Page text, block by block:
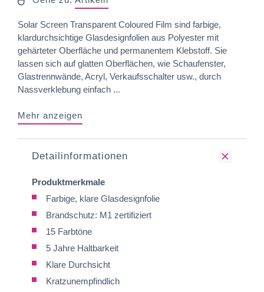
Solar Screen Transparent Coloured Film sind farbige,
klardurchsichtige Glasdesignfolien aus Polyester mit
gehärteter Oberfläche und permanentem Klebstoff. Sie
lassen sich auf glatten Oberflächen, wie Schaufenster,
Glastrennwände, Acryl, Verkaufsschalter usw., durch
Nassverklebung einfach ...
Mehr anzeigen
Detailinformationen
Produktmerkmale
Farbige, klare Glasdesignfolie
Brandschutz: M1 zertifiziert
15 Farbtöne
5 Jahre Haltbarkeit
Klare Durchsicht
Kratzunempfindlich